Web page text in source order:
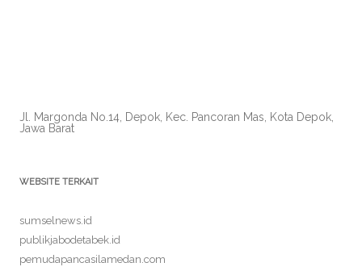
Jl. Margonda No.14, Depok, Kec. Pancoran Mas, Kota Depok,
Jawa Barat
WEBSITE TERKAIT
sumselnews.id
publikjabodetabek.id
pemudapancasilamedan.com